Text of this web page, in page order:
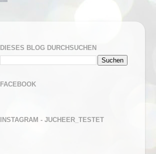
DIESES BLOG DURCHSUCHEN
FACEBOOK
INSTAGRAM - JUCHEER_TESTET